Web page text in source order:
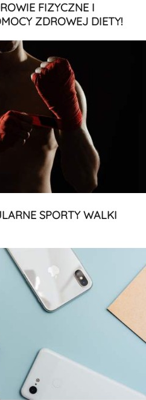
FIZYCZNE I
ZDROWEJ DIETY!
SPORTY WALKI